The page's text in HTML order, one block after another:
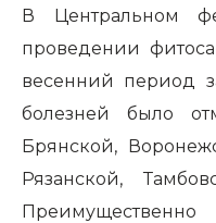
В Центральном
проведении
весенний период
болезней было
Брянской,
Рязанской,